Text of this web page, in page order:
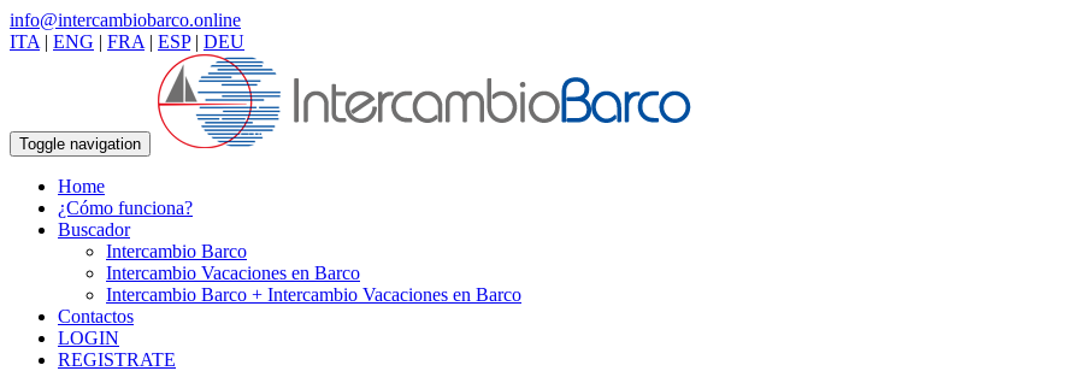
info@intercambiobarco.online
ITA | ENG | FRA | ESP| DEU
Toggle navigation
Home
¿Cómo funciona?
Buscador
Intercambio Barco
Intercambio Vacaciones en Barco
Intercambio Barco + Intercambio Vacaciones en Barco
Contactos
LOGIN
REGISTRATE